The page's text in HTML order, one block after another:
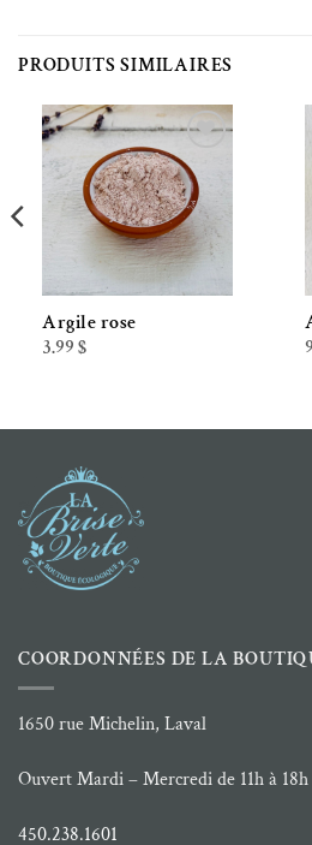
PRODUITS SIMILAIRES
Ajouter à la liste de souhaits
Argile rose
3.99 $
COORDONNÉES DE LA
1650 rue Michelin, Laval
Ouvert Mardi – Mercredi de 11h à 18h
450.238.1601